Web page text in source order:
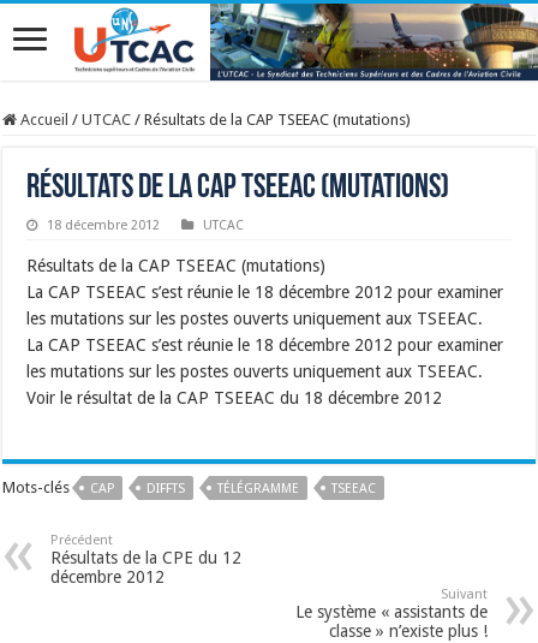
Accueil / UTCAC / Résultats de la CAP TSEEAC (mutations)
Résultats de la CAP TSEEAC (mutations)
18 décembre 2012 UTCAC
Résultats de la CAP TSEEAC (mutations)
La CAP TSEEAC s’est réunie le 18 décembre 2012 pour examiner
les mutations sur les postes ouverts uniquement aux TSEEAC.
La CAP TSEEAC s’est réunie le 18 décembre 2012 pour examiner
les mutations sur les postes ouverts uniquement aux TSEEAC.
Voir le résultat de la CAP TSEEAC du 18 décembre 2012
Mots-clés CAP DIFFTS TÉLÉGRAMME TSEEAC
Précédent
Résultats de la CPE du 12
décembre 2012
Suivant
Le système « assistants de
classe » n’existe plus !